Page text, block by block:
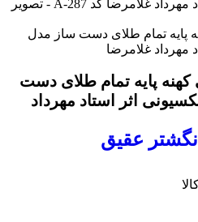
پایه تمام طلای دست
اثر استاد مهرداد
انگشتر عقیق